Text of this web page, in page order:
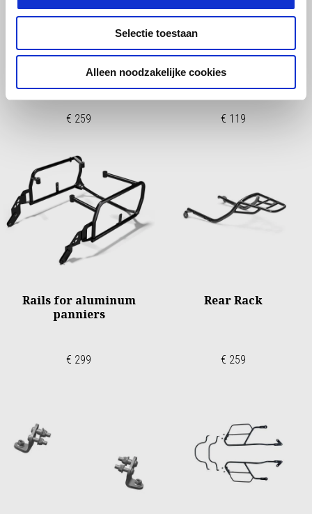
Selectie toestaan
Alleen noodzakelijke cookies
REAR RACK BOBBER
€ 259
ROLL BAG
€ 119
Rails for aluminum
panniers
€ 299
Rear Rack
€ 259